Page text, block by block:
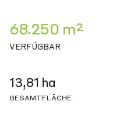
68.250 m²
VERFÜGBAR
13,81 ha
GESAMTFLÄCHE